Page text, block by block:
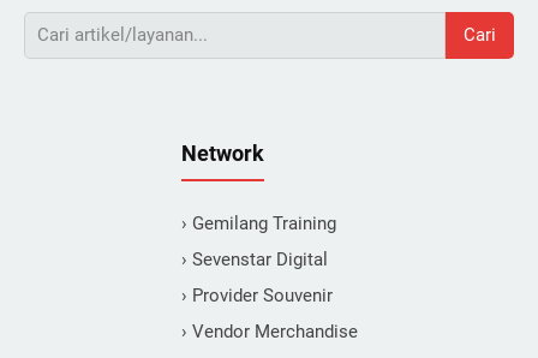
Cari
Network
› Gemilang Training
› Sevenstar Digital
› Provider Souvenir
› Vendor Merchandise